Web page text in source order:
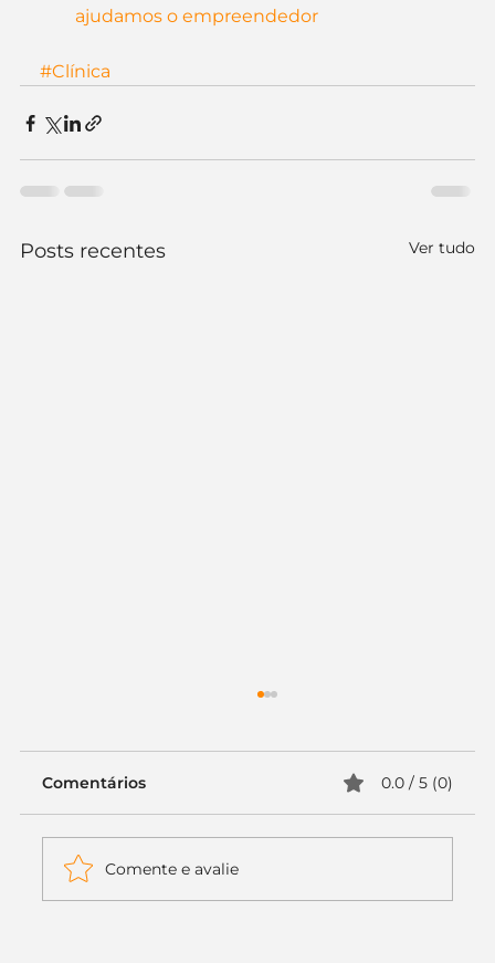
ajudamos o empreendedor
#Clínica
Posts recentes Ver tudo
Comentários 0.0 / 5 (0)
Comente e avalie